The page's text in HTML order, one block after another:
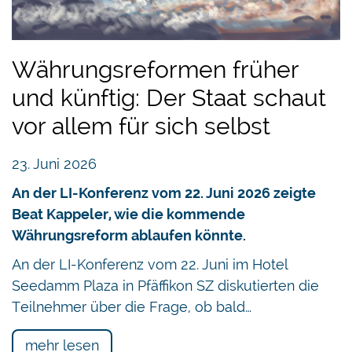
Tendenz, die Aussenpolitik in den Dienst einer
exportwirtschaftlichen Handels- und einer
stellen.
Die aktuelle Debatte zum Rahmenvertrag sollte
nicht nur die kurzfristigen, ökonomische Vorteile
Grundsatzdebatte verknüpft werden, die das
Projekt auf dem Hintergrund allgemeiner Ziele
würdigt. Was bedeuten die hier in Erinnerung
gerufenen vier Prinzipien der Aussenpolitik in der
aktuellen Lage, in der es zu entscheiden gilt, ob
die Schweiz sich institutionell mit der EU noch
enger vernetzen will? Kann die Schweiz mit dem
handelspolitische Vorteile sichern, und allenfalls
Währungsreformen früher
und künftig: Der Staat schaut
vor allem für sich selbst
23. Juni 2026
An der LI-Konferenz vom 22. Juni 2026 zeigte
Beat Kappeler, wie die kommende
Währungsreform ablaufen könnte.
An der LI-Konferenz vom 22. Juni im Hotel
Seedamm Plaza in Pfäffikon SZ diskutierten die
Teilnehmer über die Frage, ob bald…
mehr lesen